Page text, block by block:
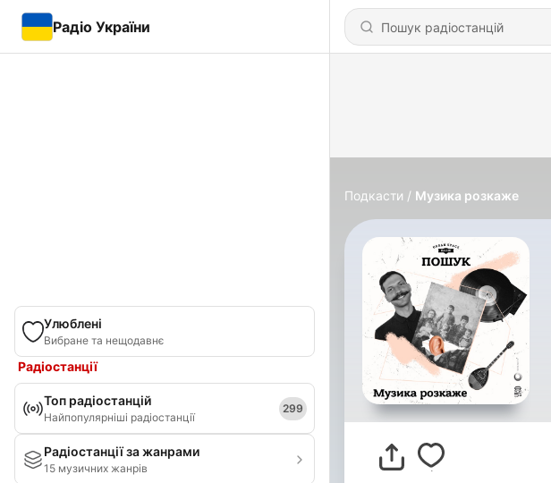
Радіо України
Улюблені
Вибране та нещодавнє
Радіостанції
Топ радіостанцій
Найпопулярніші радіостанції
299
Радіостанції за жанрами
15 музичних жанрів
Подкасти Музика розкаже